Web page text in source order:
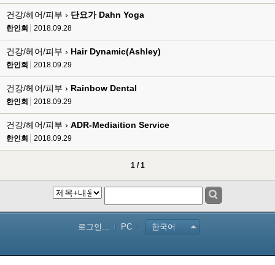
건강/헤어/피부 › 단요가 Dahn Yoga
한인회 2018.09.28
건강/헤어/피부 › Hair Dynamic(Ashley)
한인회 2018.09.29
건강/헤어/피부 › Rainbow Dental
한인회 2018.09.29
건강/헤어/피부 › ADR-Mediaition Service
한인회 2018.09.29
1 / 1
로그인... PC 한국어